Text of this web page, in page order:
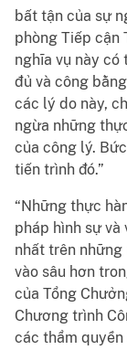
bất tận của sự
phòng Tiếp cận
nghĩa vụ này
đủ và công
các lý do này,
ngừa những
của công lý.
tiến trình đó.”
“Những thực
pháp hình sự
nhất trên
vào sâu hơn
của Tổng
Chương trình
các thẩm